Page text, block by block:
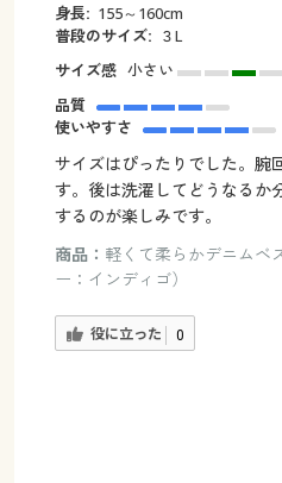
身長: 155～160cm
普段のサイズ: ３L
サイズ感 小さい
品質
使いやすさ
サイズはぴったりでした。腕
す。後は洗濯してどうなるか
するのが楽しみです。
商品： 軽くて柔らかデニムベ
ー：インディゴ）
役に立った 0